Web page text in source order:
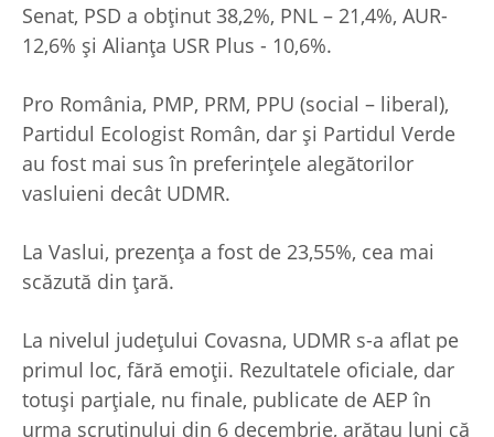
Senat, PSD a obținut 38,2%, PNL – 21,4%, AUR-
12,6% și Alianța USR Plus - 10,6%.
Pro România, PMP, PRM, PPU (social – liberal),
Partidul Ecologist Român, dar și Partidul Verde
au fost mai sus în preferințele alegătorilor
vasluieni decât UDMR.
La Vaslui, prezența a fost de 23,55%, cea mai
scăzută din țară.
La nivelul județului Covasna, UDMR s-a aflat pe
primul loc, fără emoții. Rezultatele oficiale, dar
totuși parțiale, nu finale, publicate de AEP în
urma scrutinului din 6 decembrie, arătau luni că